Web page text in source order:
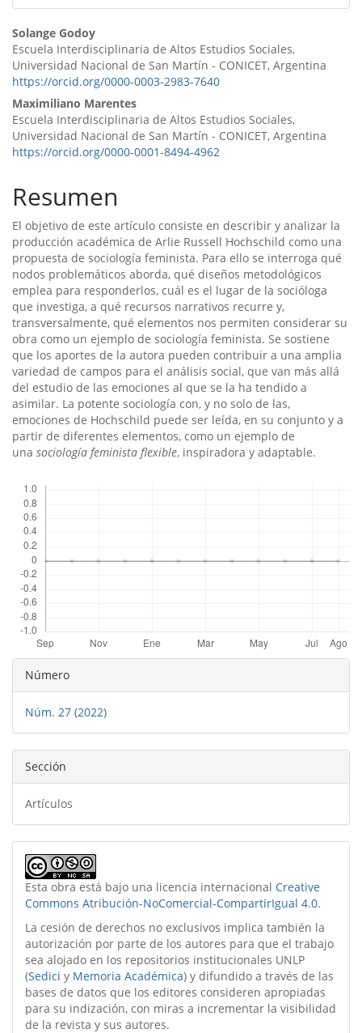
Contenido
principal
del
artículo
Solange Godoy
Escuela Interdisciplinaria de Altos Estudios Sociales,
Universidad Nacional de San Martín - CONICET, Argentina
https://orcid.org/0000-0003-2983-7640
Maximiliano Marentes
Escuela Interdisciplinaria de Altos Estudios Sociales,
Universidad Nacional de San Martín - CONICET, Argentina
https://orcid.org/0000-0001-8494-4962
Resumen
El objetivo de este artículo consiste en describir y analizar la
producción académica de Arlie Russell Hochschild como una
propuesta de sociología feminista. Para ello se interroga qué
nodos problemáticos aborda, qué diseños metodológicos
emplea para responderlos, cuál es el lugar de la socióloga
que investiga, a qué recursos narrativos recurre y,
transversalmente, qué elementos nos permiten considerar su
obra como un ejemplo de sociología feminista. Se sostiene
que los aportes de la autora pueden contribuir a una amplia
variedad de campos para el análisis social, que van más allá
del estudio de las emociones al que se la ha tendido a
asimilar. La potente sociología con, y no solo de las,
emociones de Hochschild puede ser leída, en su conjunto y a
partir de diferentes elementos, como un ejemplo de
una sociología feminista flexible, inspiradora y adaptable.
Detalles
del
artículo
Número
Núm. 27 (2022)
Sección
Artículos
Esta obra está bajo una licencia internacional Creative
Commons Atribución-NoComercial-CompartirIgual 4.0.
La cesión de derechos no exclusivos implica también la
autorización por parte de los autores para que el trabajo
sea alojado en los repositorios institucionales UNLP
(Sedici y Memoria Académica) y difundido a través de las
bases de datos que los editores consideren apropiadas
para su indización, con miras a incrementar la visibilidad
de la revista y sus autores.